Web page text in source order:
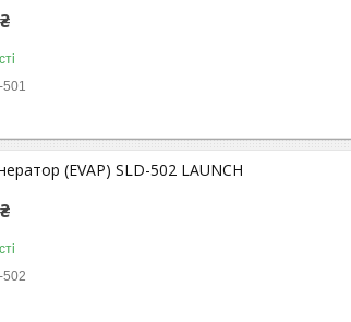
501
(EVAP) SLD-502 LAUNCH
502